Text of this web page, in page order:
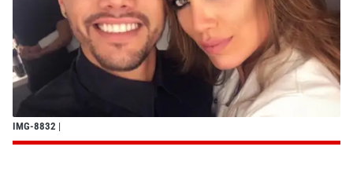
IMG-8832 |